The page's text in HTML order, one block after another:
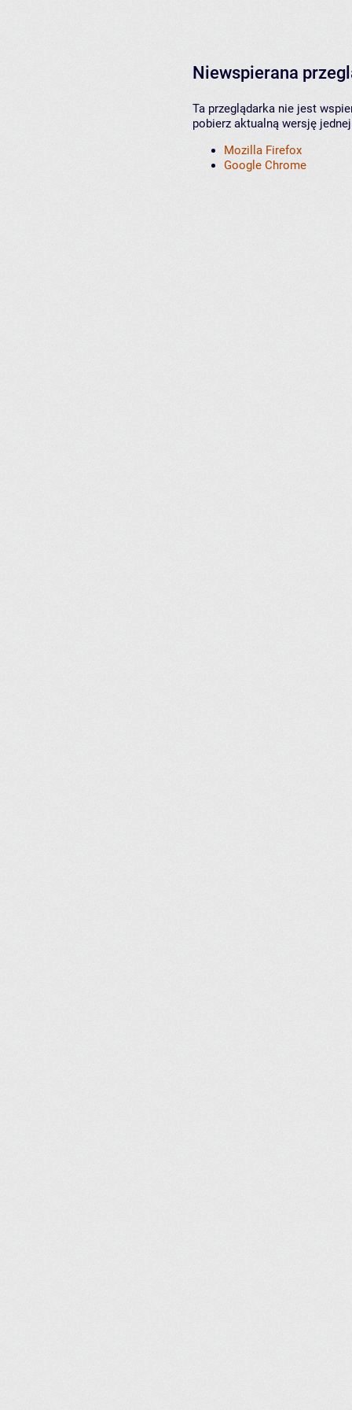
Niewspierana
Ta przeglądarka nie jest
pobierz aktualną wersję
Mozilla Firefox
Google Chrome